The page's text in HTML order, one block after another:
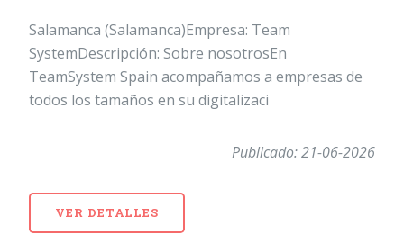
Salamanca (Salamanca)Empresa: Team
SystemDescripción: Sobre nosotrosEn
TeamSystem Spain acompañamos a empresas de
todos los tamaños en su digitalizaci
Publicado: 21-06-2026
VER DETALLES